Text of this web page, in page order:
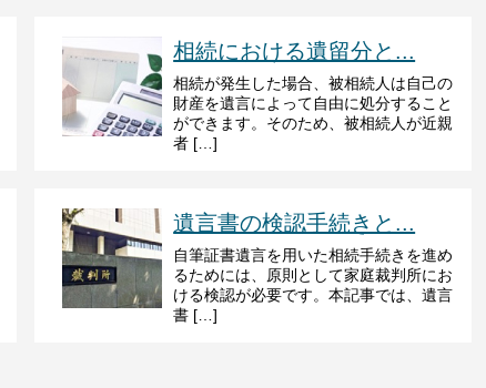
相続における遺留分と...
相続が発生した場合、被相続人は自己の
財産を遺言によって自由に処分すること
ができます。そのため、被相続人が近親
者 […]
遺言書の検認手続きと...
自筆証書遺言を用いた相続手続きを進め
るためには、原則として家庭裁判所にお
ける検認が必要です。本記事では、遺言
書 […]